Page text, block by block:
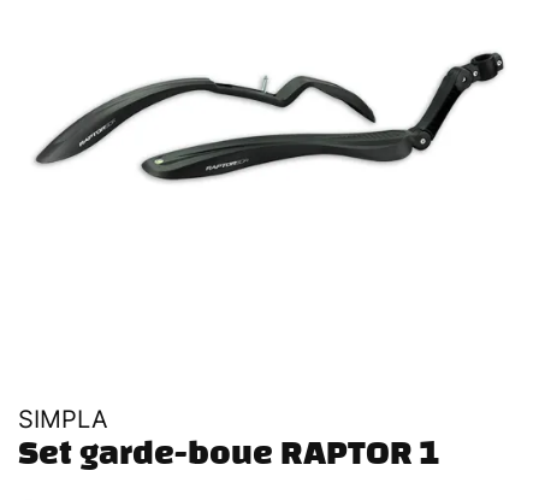
SIMPLA
Set garde-boue RAPTOR 1